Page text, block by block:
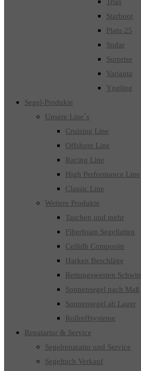
Starboot
Platu 25
Sudar
Surprise
Varianta
Yngling
Segel-Produkte
Unsere Line´s
Cruising Line
Offshore Line
Racing Line
High Performance Line
Classic Line
Weitere Produkte
Taschen und mehr
Fiberfoam Segellatten
Ceilidh Composite
Harken Beschläge
Rettungswesten
Sonnensegel nach Maß
Sonnensegel ab Lager
Rollreffsysteme
Repatartur & Service
Segelreparatur und Service
Segeltuch Verkauf